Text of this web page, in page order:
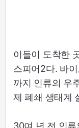
이들이 도착한
스피어2다. 바
까지 인류의 우
제 폐쇄 생태계
30여 년 전 인